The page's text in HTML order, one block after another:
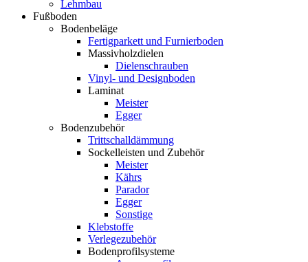
Lehmbau
Fußboden
Bodenbeläge
Fertigparkett und Furnierboden
Massivholzdielen
Dielenschrauben
Vinyl- und Designboden
Laminat
Meister
Egger
Bodenzubehör
Trittschalldämmung
Sockelleisten und Zubehör
Meister
Kährs
Parador
Egger
Sonstige
Klebstoffe
Verlegezubehör
Bodenprofilsysteme